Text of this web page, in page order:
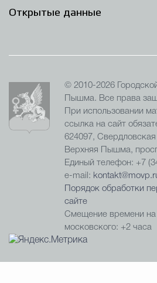
Открытые данные
© 2010-2026
Пышма. Все права
При использовании
ссылка на сайт
624097, Свердловская
Верхняя Пышма,
Единый телефон: +7
e-mail:
Порядок обработки
сайте
Смещение времени на
московского: +2 часа